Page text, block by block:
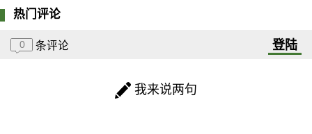
热门评论
0 条评论 登陆
我来说两句